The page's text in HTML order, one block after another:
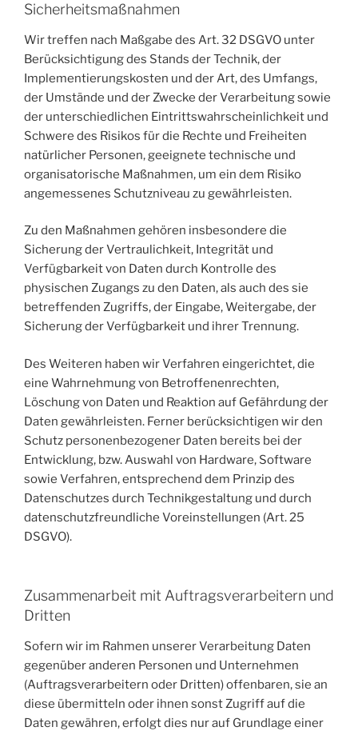
Sicherheitsmaßnahmen
Wir treffen nach Maßgabe des Art. 32 DSGVO unter
Berücksichtigung des Stands der Technik, der
Implementierungskosten und der Art, des Umfangs,
der Umstände und der Zwecke der Verarbeitung sowie
der unterschiedlichen Eintrittswahrscheinlichkeit und
Schwere des Risikos für die Rechte und Freiheiten
natürlicher Personen, geeignete technische und
organisatorische Maßnahmen, um ein dem Risiko
angemessenes Schutzniveau zu gewährleisten.
Zu den Maßnahmen gehören insbesondere die
Sicherung der Vertraulichkeit, Integrität und
Verfügbarkeit von Daten durch Kontrolle des
physischen Zugangs zu den Daten, als auch des sie
betreffenden Zugriffs, der Eingabe, Weitergabe, der
Sicherung der Verfügbarkeit und ihrer Trennung.
Des Weiteren haben wir Verfahren eingerichtet, die
eine Wahrnehmung von Betroffenenrechten,
Löschung von Daten und Reaktion auf Gefährdung der
Daten gewährleisten. Ferner berücksichtigen wir den
Schutz personenbezogener Daten bereits bei der
Entwicklung, bzw. Auswahl von Hardware, Software
sowie Verfahren, entsprechend dem Prinzip des
Datenschutzes durch Technikgestaltung und durch
datenschutzfreundliche Voreinstellungen (Art. 25
DSGVO).
Zusammenarbeit mit Auftragsverarbeitern und
Dritten
Sofern wir im Rahmen unserer Verarbeitung Daten
gegenüber anderen Personen und Unternehmen
(Auftragsverarbeitern oder Dritten) offenbaren, sie an
diese übermitteln oder ihnen sonst Zugriff auf die
Daten gewähren, erfolgt dies nur auf Grundlage einer